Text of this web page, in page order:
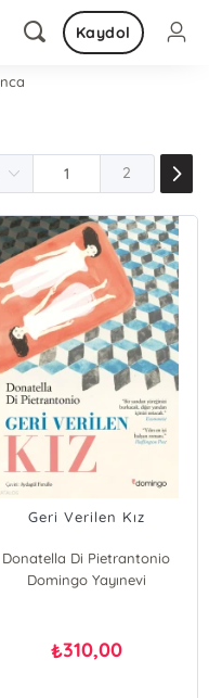
Kaydol
2
Geri Verilen Kız
Donatella Di Pietrantonio
Domingo Yayınevi
₺310,00